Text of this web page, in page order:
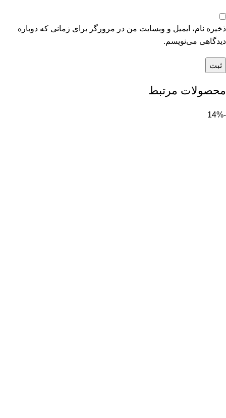
ذخیره نام، ایمیل و وبسایت من در مرورگر برای زمانی که دوباره
دیدگاهی می‌نویسم.
محصولات مرتبط
-14%